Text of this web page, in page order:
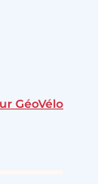
GéoVélo